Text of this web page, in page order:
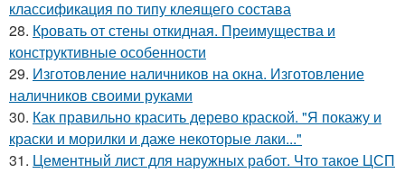
классификация по типу клеящего состава
28. Кровать от стены откидная. Преимущества и
конструктивные особенности
29. Изготовление наличников на окна. Изготовление
наличников своими руками
30. Как правильно красить дерево краской. "Я покажу и
краски и морилки и даже некоторые лаки..."
31. Цементный лист для наружных работ. Что такое ЦСП